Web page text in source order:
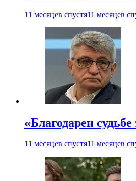
11 месяцев спустя11 месяцев
«Благодарен
11 месяцев спустя11 месяцев